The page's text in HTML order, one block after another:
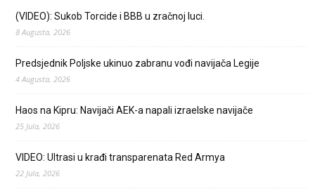
(VIDEO): Sukob Torcide i BBB u zračnoj luci.
8 Augusta, 2026
Predsjednik Poljske ukinuo zabranu vođi navijača Legije
4 Augusta, 2026
Haos na Kipru: Navijači AEK-a napali izraelske navijače
25 Jula, 2026
VIDEO: Ultrasi u krađi transparenata Red Armya
22 Jula, 2026